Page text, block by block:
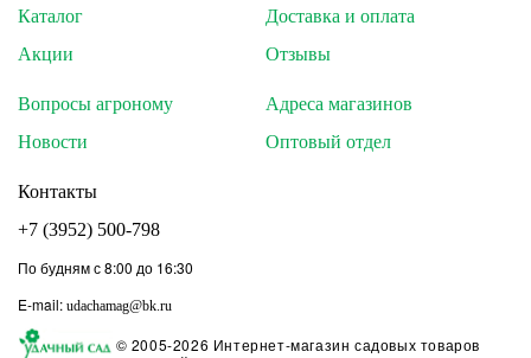
Каталог
Акции
Доставка и оплата
Отзывы
Вопросы агроному
Новости
Адреса магазинов
Оптовый отдел
Контакты
+7 (3952) 500-798
По будням с 8:00 до 16:30
E-mail: udachamag@bk.ru
© 2005-2026 Интернет-магазин садовых товаров